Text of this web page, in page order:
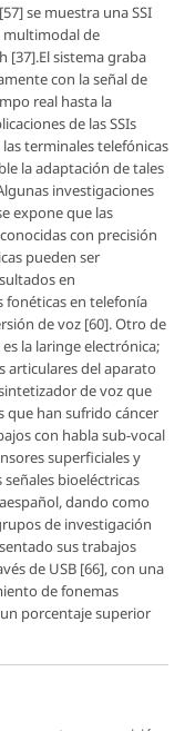
se muestra una SSI
multimodal de
[37].El sistema graba
con la señal de
real hasta la
de las SSIs
terminales telefónicas
la adaptación de tales
investigaciones
expone que las
con precisión
pueden ser
en
fonéticas en telefonía
de voz [60]. Otro de
la laringe electrónica;
articulares del aparato
de voz que
que han sufrido cáncer
con habla sub-vocal
superficiales y
bioeléctricas
dando como
de investigación
sus trabajos
de USB [66], con una
de fonemas
porcentaje superior